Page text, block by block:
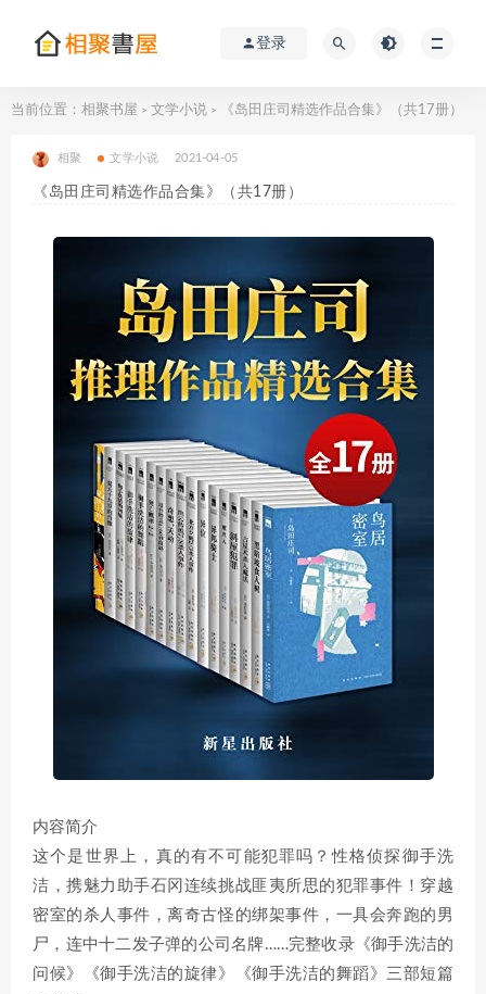
登录
当前位置： 相聚书屋 > 文学小说 > 《岛田庄司精选作品合集》（共17册）
相聚 文学小说 2021-04-05
《岛田庄司精选作品合集》（共17册）
内容简介
这个是世界上，真的有不可能犯罪吗？性格侦探御手洗
洁，携魅力助手石冈连续挑战匪夷所思的犯罪事件！穿越
密室的杀人事件，离奇古怪的绑架事件，一具会奔跑的男
尸，连中十二发子弹的公司名牌……完整收录《御手洗洁的
问候》《御手洗洁的旋律》《御手洗洁的舞蹈》三部短篇